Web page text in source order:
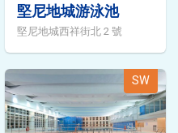
堅尼地城游泳池
堅尼地城西祥街北 2 號
SW